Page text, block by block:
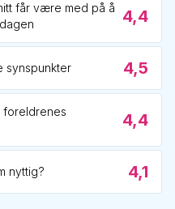
får være med på å
4,4
synspunkter 4,5
foreldrenes
4,4
nyttig? 4,1